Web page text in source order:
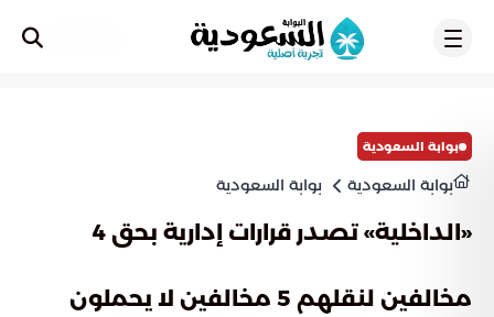
بوابة السعودية
بوابة السعودية بوابة السعودية
«الداخلية» تصدر قرارات إدارية بحق 4
مخالفين لنقلهم 5 مخالفين لا يحملون